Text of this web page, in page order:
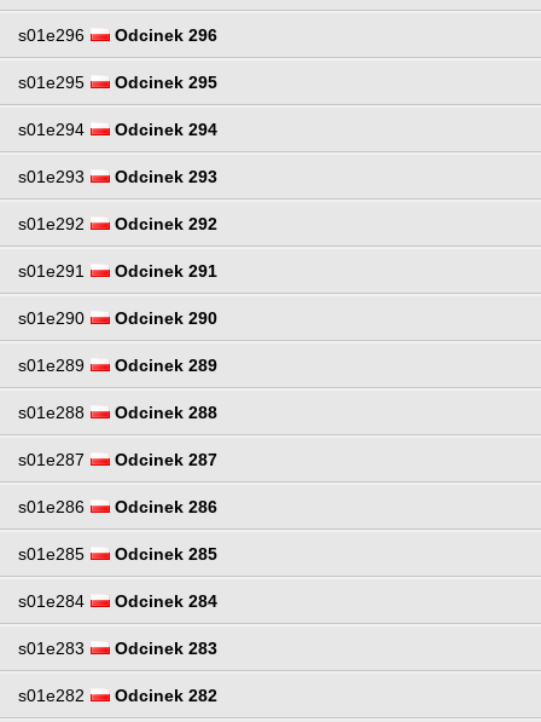
s01e296 Odcinek 296
s01e295 Odcinek 295
s01e294 Odcinek 294
s01e293 Odcinek 293
s01e292 Odcinek 292
s01e291 Odcinek 291
s01e290 Odcinek 290
s01e289 Odcinek 289
s01e288 Odcinek 288
s01e287 Odcinek 287
s01e286 Odcinek 286
s01e285 Odcinek 285
s01e284 Odcinek 284
s01e283 Odcinek 283
s01e282 Odcinek 282